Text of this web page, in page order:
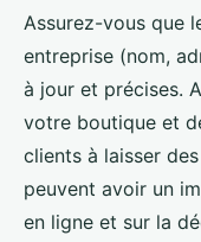
Assurez-vous que
entreprise (nom,
à jour et précises.
votre boutique et
clients à laisser
peuvent avoir un
en ligne et sur la